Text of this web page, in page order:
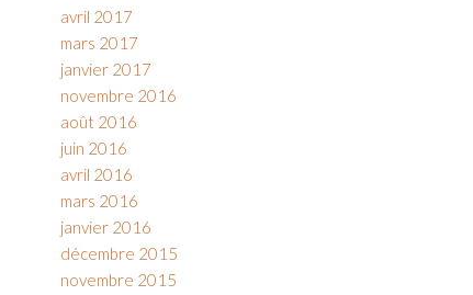
avril 2017
mars 2017
janvier 2017
novembre 2016
août 2016
juin 2016
avril 2016
mars 2016
janvier 2016
décembre 2015
novembre 2015